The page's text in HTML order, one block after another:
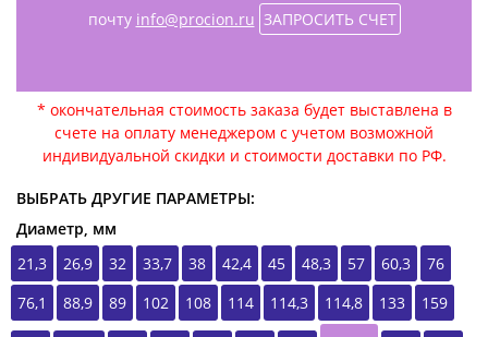
почту info@procion.ru ЗАПРОСИТЬ СЧЕТ
* окончательная стоимость заказа будет выставлена в
счете на оплату менеджером с учетом возможной
индивидуальной скидки и стоимости доставки по РФ.
ВЫБРАТЬ ДРУГИЕ ПАРАМЕТРЫ:
Диаметр, мм
21,3
26,9 32 33,7 38 42,4 45 48,3 57 60,3
76
76,1
88,9 89 102 108 114 114,3 114,8 133 159